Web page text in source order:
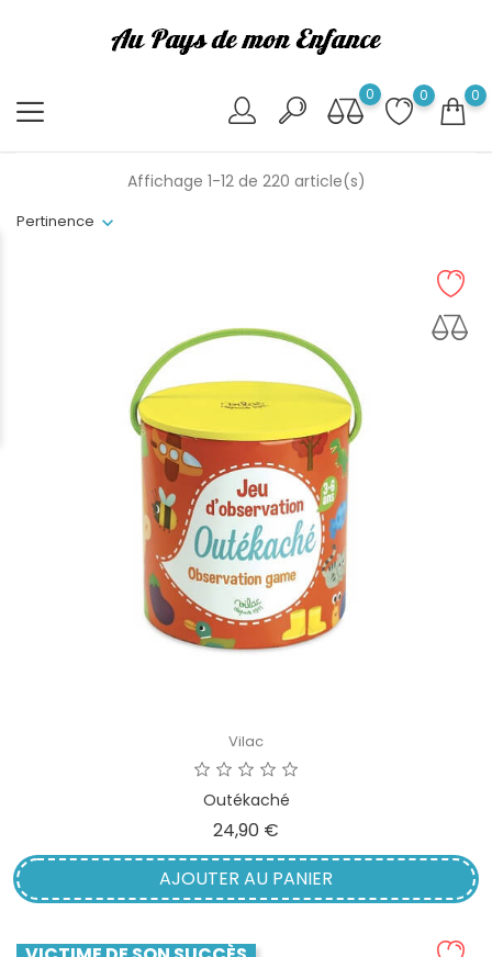
0
0
0
Pertinence
Affichage 1-12 de 220 article(s)
Vilac
Outékaché
24,90 €
AJOUTER AU PANIER